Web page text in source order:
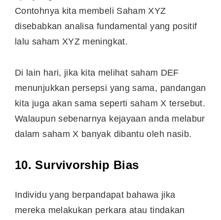
Contohnya kita membeli Saham XYZ
disebabkan analisa fundamental yang positif
lalu saham XYZ meningkat.
Di lain hari, jika kita melihat saham DEF
menunjukkan persepsi yang sama, pandangan
kita juga akan sama seperti saham X tersebut.
Walaupun sebenarnya kejayaan anda melabur
dalam saham X banyak dibantu oleh nasib.
10. Survivorship Bias
Individu yang berpandapat bahawa jika
mereka melakukan perkara atau tindakan